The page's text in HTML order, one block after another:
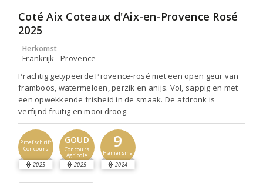
Coté Aix Coteaux d'Aix-en-Provence Rosé
2025
Herkomst
Frankrijk - Provence
Prachtig getypeerde Provence-rosé met een open geur van
framboos, watermeloen, perzik en anijs. Vol, sappig en met
een opwekkende frisheid in de smaak. De afdronk is
verfijnd fruitig en mooi droog.
Proefschrift
Concours
2025
GOUD
Concours
Agricole
2025
9
Hamersma
2024